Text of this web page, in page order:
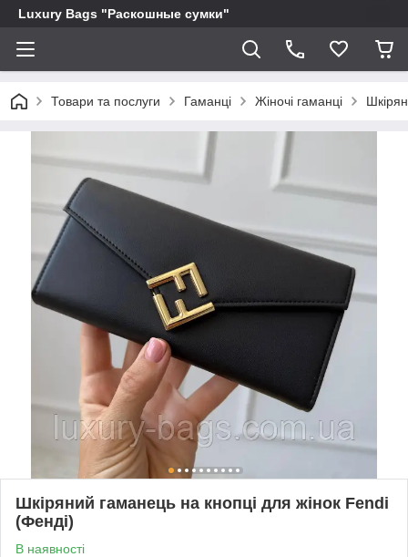
Luxury Bags "Раскошные сумки"
Товари та послуги Гаманці Жіночі гаманці
Шкіряний гаманець на кнопці для жінок Fendi
(Фенді)
В наявності